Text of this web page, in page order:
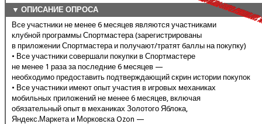
▼ ОПИСАНИЕ ОПРОСА
Все участники не менее 6 месяцев являются участниками
клубной программы Спортмастера (зарегистрированы
в приложении Спортмастера и получают/тратят баллы на покупку)
• Все участники совершали покупки в Спортмастере
не менее 1 раза за последние 6 месяцев —
необходимо предоставить подтверждающий скрин истории покупок
• Все участники имеют опыт участия в игровых механиках
мобильных приложений не менее 6 месяцев, включая
обязательный опыт в механиках Золотого Яблока,
Яндекс.Маркета и Морковска Ozon —